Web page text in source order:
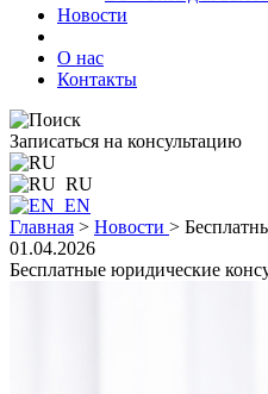
Новости
О нас
Контакты
Записаться на консультацию
RU
EN
Главная > Новости >
01.04.2026
Бесплатные юридические